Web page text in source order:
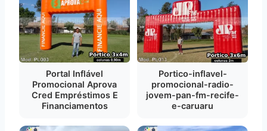
Portal Inflável
Promocional Aprova
Cred Empréstimos E
Financiamentos
Portico-inflavel-
promocional-radio-
jovem-pan-fm-recife-
e-caruaru